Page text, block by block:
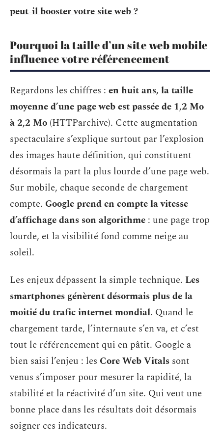
peut-il booster votre site web ?
Pourquoi la taille d’un site web mobile
influence votre référencement
Regardons les chiffres : en huit ans, la taille
moyenne d’une page web est passée de 1,2 Mo
à 2,2 Mo (HTTParchive). Cette augmentation
spectaculaire s’explique surtout par l’explosion
des images haute définition, qui constituent
désormais la part la plus lourde d’une page web.
Sur mobile, chaque seconde de chargement
compte. Google prend en compte la vitesse
d’affichage dans son algorithme : une page trop
lourde, et la visibilité fond comme neige au
soleil.
Les enjeux dépassent la simple technique. Les
smartphones génèrent désormais plus de la
moitié du trafic internet mondial. Quand le
chargement tarde, l’internaute s’en va, et c’est
tout le référencement qui en pâtit. Google a
bien saisi l’enjeu : les Core Web Vitals sont
venus s’imposer pour mesurer la rapidité, la
stabilité et la réactivité d’un site. Qui veut une
bonne place dans les résultats doit désormais
soigner ces indicateurs.